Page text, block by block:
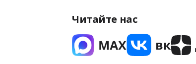
Читайте нас